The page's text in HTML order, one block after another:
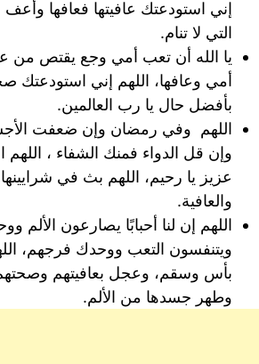
إني استودعتك عافيتها فعافها وأعف
التي لا تنام.
يا الله أن تعب أمي وجع يقتص من
أمي وعافها، اللهم إني استودعتك
بأفضل حال يا رب العالمين.
اللهم وفي رمضان وإن ضعفت
وإن قل الدواء فمنك الشفاء ،
عزيز يا رحيم، اللهم بث في
والعافية.
اللهم إن لنا أحبابًا يصارعون الألم
ويتنفسون التعب ووحدك فرجهم،
بأس وسقم، وعجل بعافيتهم
وطهر جسدها من الألم.